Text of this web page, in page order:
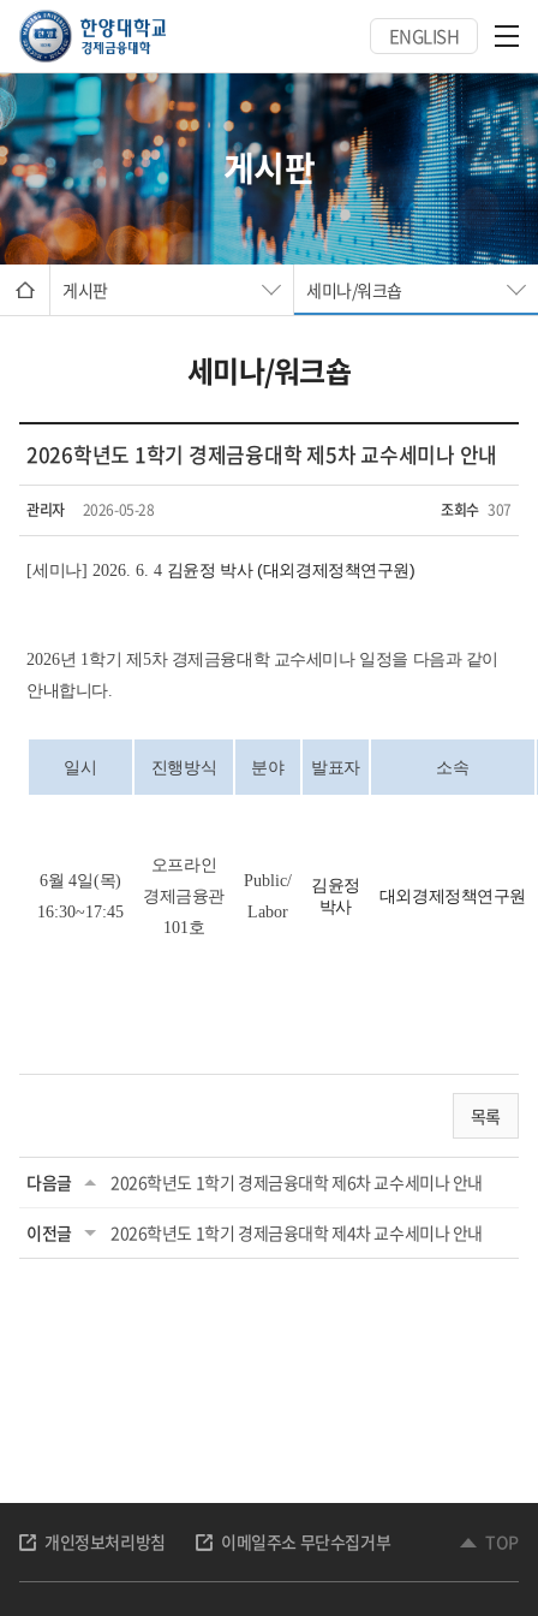
ENGLISH
게시판
게시판 세미나/워크숍
세미나/워크숍
2026학년도 1학기 경제금융대학 제5차 교수세미나 안내
관리자 2026-05-28 조회수 307
[세미나] 2026. 6. 4 김윤정 박사(대외경제정책연구원)
2026년 1학기 제 5차 경제금융대학 교수세미나 일정을 다음과 같이
안내합니다.
일시 진행방식 분야 발표자 소속
6월 4일(목)
16:30~17:45
오프라인
경제금융관
101호
Public/
Labor
김윤정
박사
대외경제정책연구원
목록
다음글 2026학년도 1학기 경제금융대학 제6차 교수세미나 안내
이전글 2026학년도 1학기 경제금융대학 제4차 교수세미나 안내
개인정보처리방침 이메일주소 무단수집거부 TOP